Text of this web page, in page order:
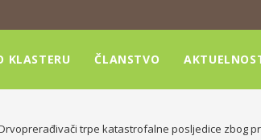
KLASTERU ČLANSTVO
trpe katastrofalne posljedice zbog